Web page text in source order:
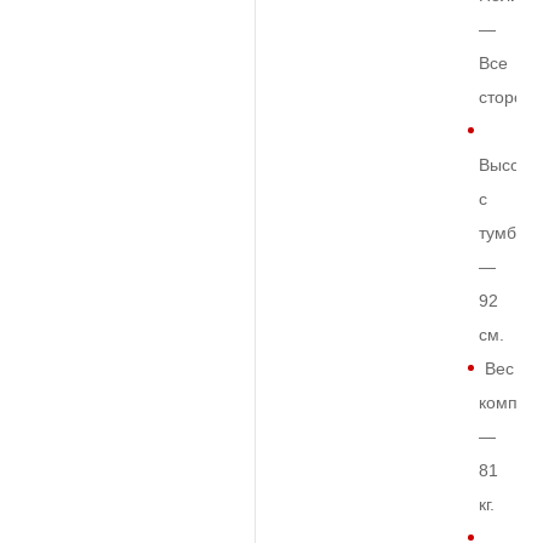
—
Все
Высота
с
тумбой
—
92
см.
Вес
—
81
кг.